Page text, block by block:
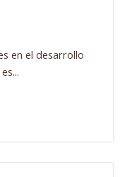
en el desarrollo